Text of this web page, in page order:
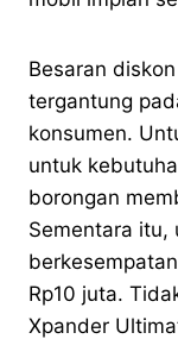
Besaran
tergantung
konsumen.
untuk
borongan
Sementara itu,
Rp10 juta.
Xpander